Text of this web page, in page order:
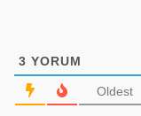
3 YORUM
Oldest